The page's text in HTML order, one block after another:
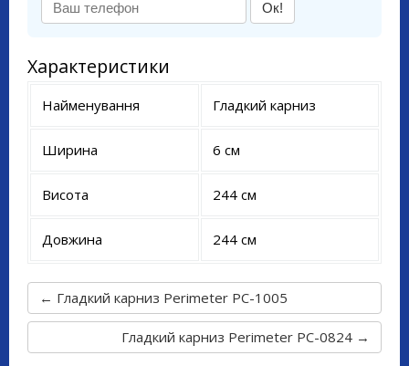
Ок!
Характеристики
Найменування Гладкий карниз
Ширина 6 см
Висота 244 см
Довжина 244 см
← Гладкий карниз Perimeter PC-1005
Гладкий карниз Perimeter PC-0824 →